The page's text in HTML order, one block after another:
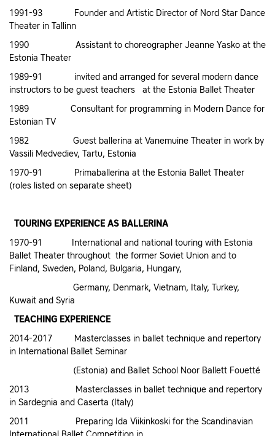
1991-93 Founder and Artistic Director of Nord Star Dance
Theater in Tallinn
1990 Assistant to choreographer Jeanne Yasko at the
Estonia Theater
1989-91 invited and arranged for several modern dance
instructors to be guest teachers at the Estonia Ballet Theater
1989 Consultant for programming in Modern Dance for
Estonian TV
1982 Guest ballerina at Vanemuine Theater in work by
Vassili Medvediev, Tartu, Estonia
1970-91 Primaballerina at the Estonia Ballet Theater
(roles listed on separate sheet)
TOURING EXPERIENCE AS BALLERINA
1970-91 International and national touring with Estonia
Ballet Theater throughout the former Soviet Union and to
Finland, Sweden, Poland, Bulgaria, Hungary,
Germany, Denmark, Vietnam, Italy, Turkey,
Kuwait and Syria
TEACHING EXPERIENCE
2014-2017 Masterclasses in ballet technique and repertory
in International Ballet Seminar
(Estonia) and Ballet School Noor Ballett Fouetté
2013 Masterclasses in ballet technique and repertory
in Sardegnia and Caserta (Italy)
2011 Preparing Ida Viikinkoski for the Scandinavian